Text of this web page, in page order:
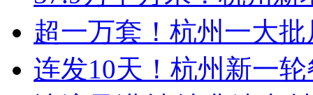
超一万套！杭州一大
连发10天！杭州新一